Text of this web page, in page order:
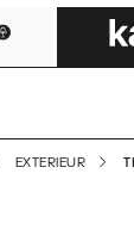
de la
EXTERIEUR